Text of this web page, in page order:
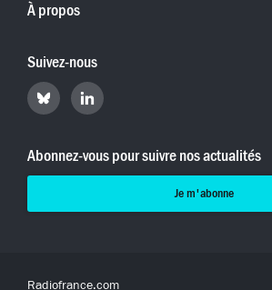
À propos
Suivez-nous
Retrouvez
Hyperradio
Bluesky
Retrouvez
Hyperradio
LinkedIn
Abonnez-vous pour suivre nos actualités
Je m'abonne
Radiofrance.com